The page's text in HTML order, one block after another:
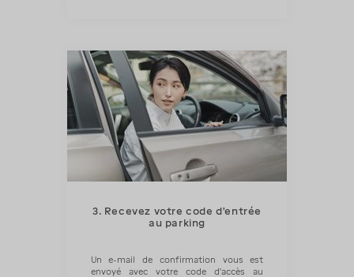
3. Recevez votre code d'entrée
au parking
Un e-mail de confirmation vous est
envoyé avec votre code d'accès au